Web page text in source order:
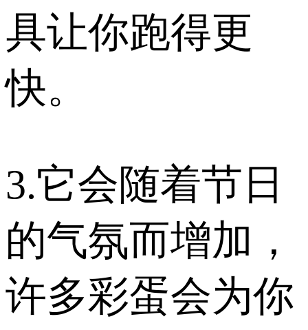
具让你跑得更
快。
3.它会随着节日
的气氛而增加，
许多彩蛋会为你